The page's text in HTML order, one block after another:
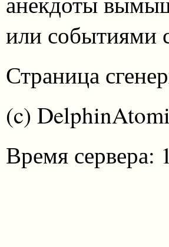
или событиями
Страница
(c)
Время сервера: